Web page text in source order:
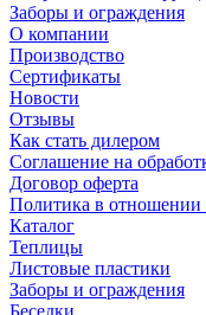
Заборы и ограждения
О компании
Производство
Сертификаты
Новости
Отзывы
Как стать дилером
Соглашение на
Договор оферта
Политика в
Каталог
Теплицы
Листовые пластики
Заборы и ограждения
Беседки